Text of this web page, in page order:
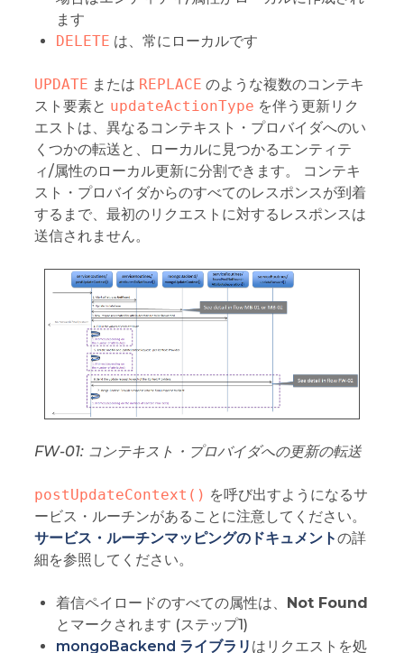
ます
DELETE は、常にローカルです
UPDATE または REPLACE のような複数のコンテキ
スト要素と updateActionType を伴う更新リク
エストは、異なるコンテキスト・プロバイダへのい
くつかの転送と、ローカルに見つかるエンティテ
ィ/属性のローカル更新に分割できます。 コンテキ
スト・プロバイダからのすべてのレスポンスが到着
するまで、最初のリクエストに対するレスポンスは
送信されません。
FW-01: コンテキスト・プロバイダへの更新の転送
postUpdateContext() を呼び出すようになるサ
ービス・ルーチンがあることに注意してください。
サービス・ルーチンマッピングのドキュメントの詳
細を参照してください。
着信ペイロードのすべての属性は、
Not Found
とマークされます (ステップ1)
mongoBackend ライブラリ はリクエストを処